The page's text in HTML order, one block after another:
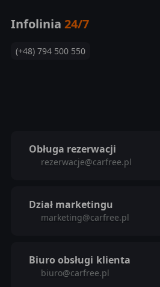
Infolinia 24/7
(+48) 794 500 550
Obługa rezerwacji
rezerwacje@carfree.pl
Dział marketingu
marketing@carfree.pl
Biuro obsługi klienta
biuro@carfree.pl